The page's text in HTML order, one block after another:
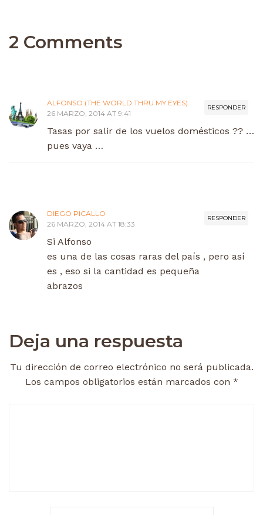
2 Comments
RESPONDER
ALFONSO (THE WORLD THRU MY EYES)
26 MARZO, 2014 AT 9:41
Tasas por salir de los vuelos domésticos ?? …
pues vaya …
RESPONDER
DIEGO PICALLO
26 MARZO, 2014 AT 18:33
Si Alfonso
es una de las cosas raras del país , pero así
es , eso si la cantidad es pequeña
abrazos
Deja una respuesta
Tu dirección de correo electrónico no será publicada.
Los campos obligatorios están marcados con *